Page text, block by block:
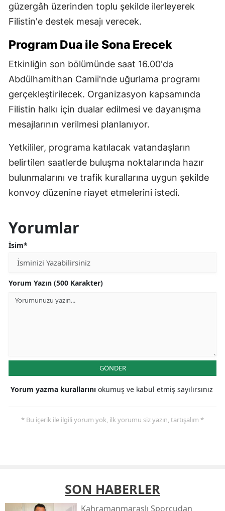
güzergâh üzerinden toplu şekilde ilerleyerek
Filistin'e destek mesajı verecek.
Program Dua ile Sona Erecek
Etkinliğin son bölümünde saat 16.00'da
Abdülhamithan Camii'nde uğurlama programı
gerçekleştirilecek. Organizasyon kapsamında
Filistin halkı için dualar edilmesi ve dayanışma
mesajlarının verilmesi planlanıyor.
Yetkililer, programa katılacak vatandaşların
belirtilen saatlerde buluşma noktalarında hazır
bulunmalarını ve trafik kurallarına uygun şekilde
konvoy düzenine riayet etmelerini istedi.
Yorumlar
İsim*
Yorum Yazın (500 Karakter)
GÖNDER
Yorum yazma kurallarını okumuş ve kabul etmiş sayılırsınız
* Bu içerik ile ilgili yorum yok, ilk yorumu siz yazın, tartışalım *
SON HABERLER
Kahramanmaraşlı Sporcudan